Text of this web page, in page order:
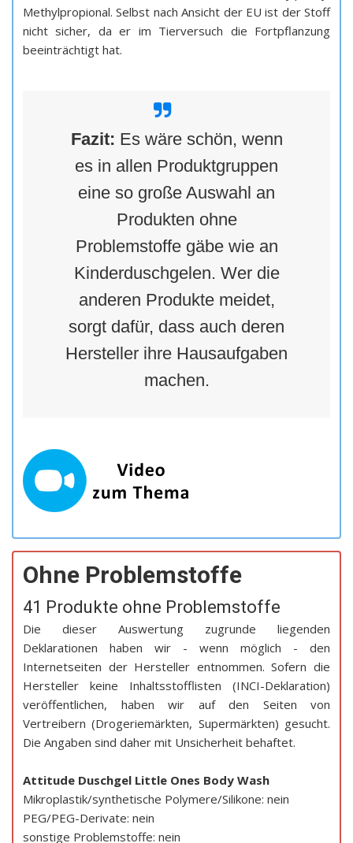
Methylpropional. Selbst nach Ansicht der EU ist der Stoff
nicht sicher, da er im Tierversuch die Fortpflanzung
beeinträchtigt hat.
Fazit: Es wäre schön, wenn
es in allen Produktgruppen
eine so große Auswahl an
Produkten ohne
Problemstoffe gäbe wie an
Kinderduschgelen. Wer die
anderen Produkte meidet,
sorgt dafür, dass auch deren
Hersteller ihre Hausaufgaben
machen.
Ohne Problemstoffe
41 Produkte ohne Problemstoffe
Die dieser Auswertung zugrunde liegenden
Deklarationen haben wir - wenn möglich - den
Internetseiten der Hersteller entnommen. Sofern die
Hersteller keine Inhaltsstofflisten (INCI-Deklaration)
veröffentlichen, haben wir auf den Seiten von
Vertreibern (Drogeriemärkten, Supermärkten) gesucht.
Die Angaben sind daher mit Unsicherheit behaftet.
Attitude Duschgel Little Ones Body Wash
Mikroplastik/synthetische Polymere/Silikone: nein
PEG/PEG-Derivate: nein
sonstige Problemstoffe: nein